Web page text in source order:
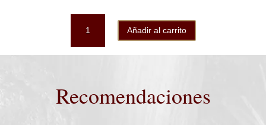
Flamenco
caja
Añadir al carrito
Recomendaciones